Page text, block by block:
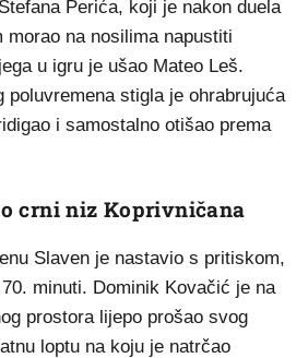
Perića, koji je nakon duela
morao na nosilima napustiti
u igru je ušao Mateo Leš.
poluvremena stigla je ohrabrujuća
i samostalno otišao prema
crni niz Koprivničana
Slaven je nastavio s pritiskom,
minuti. Dominik Kovačić je na
prostora lijepo prošao svog
loptu na koju je natrčao